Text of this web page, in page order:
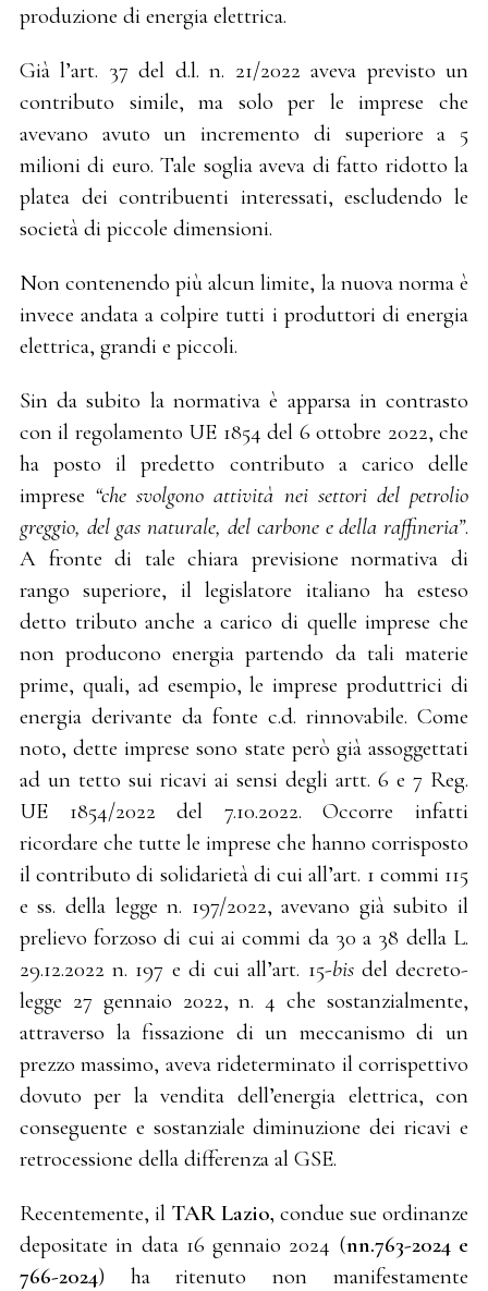
produzione di energia elettrica.
Già l’art. 37 del d.l. n. 21/2022 aveva previsto un
contributo simile, ma solo per le imprese che
avevano avuto un incremento di superiore a 5
milioni di euro. Tale soglia aveva di fatto ridotto la
platea dei contribuenti interessati, escludendo le
società di piccole dimensioni.
Non contenendo più alcun limite, la nuova norma è
invece andata a colpire tutti i produttori di energia
elettrica, grandi e piccoli.
Sin da subito la normativa è apparsa in contrasto
con il regolamento UE 1854 del 6 ottobre 2022, che
ha posto il predetto contributo a carico delle
imprese “che svolgono attività nei settori del petrolio
greggio, del gas naturale, del carbone e della raffineria”.
A fronte di tale chiara previsione normativa di
rango superiore, il legislatore italiano ha esteso
detto tributo anche a carico di quelle imprese che
non producono energia partendo da tali materie
prime, quali, ad esempio, le imprese produttrici di
energia derivante da fonte c.d. rinnovabile. Come
noto, dette imprese sono state però già assoggettati
ad un tetto sui ricavi ai sensi degli artt. 6 e 7 Reg.
UE 1854/2022 del 7.10.2022. Occorre infatti
ricordare che tutte le imprese che hanno corrisposto
il contributo di solidarietà di cui all’art. 1 commi 115
e ss. della legge n. 197/2022, avevano già subito il
prelievo forzoso di cui ai commi da 30 a 38 della L.
29.12.2022 n. 197 e di cui all’art. 15-bis del decreto-
legge 27 gennaio 2022, n. 4 che sostanzialmente,
attraverso la fissazione di un meccanismo di un
prezzo massimo, aveva rideterminato il corrispettivo
dovuto per la vendita dell’energia elettrica, con
conseguente e sostanziale diminuzione dei ricavi e
retrocessione della differenza al GSE.
Recentemente, il TAR Lazio,condue sue ordinanze
depositate in data 16 gennaio 2024 (nn.763-2024 e
766-2024) ha ritenuto non manifestamente